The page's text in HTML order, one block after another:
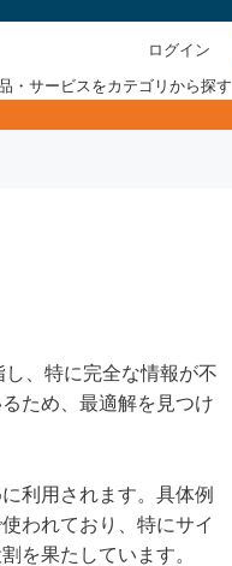
ログイン
・サービスをカテゴリから探す
、特に完全な情報が不
ため、最適解を見つけ
利用されます。具体例
われており、特にサイ
を果たしています。